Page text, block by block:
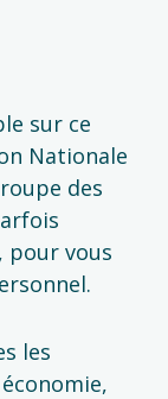
sur ce
Nationale
des
pour vous
les